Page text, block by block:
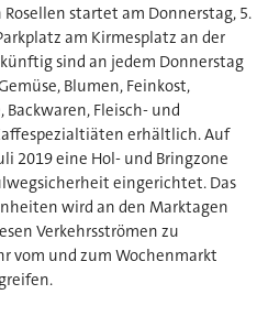
startet am Donnerstag, 5.
am Kirmesplatz an der
sind an jedem Donnerstag
Blumen, Feinkost,
Fleisch- und
erhältlich. Auf
2019 eine Hol- und Bringzone
eingerichtet. Das
wird an den Marktagen
Verkehrsströmen zu
vom und zum Wochenmarkt